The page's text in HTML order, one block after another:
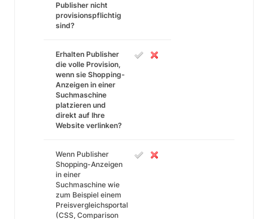
Publisher nicht
provisionspflichtig
sind?
Erhalten Publisher
die volle Provision,
wenn sie Shopping-
Anzeigen in einer
Suchmaschine
platzieren und
direkt auf Ihre
Website verlinken?
Wenn Publisher
Shopping-Anzeigen
in einer
Suchmaschine wie
zum Beispiel einem
Preisvergleichsportal
(CSS, Comparison